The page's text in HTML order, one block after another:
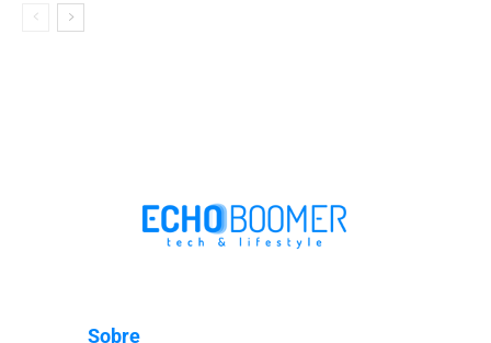
Sobre